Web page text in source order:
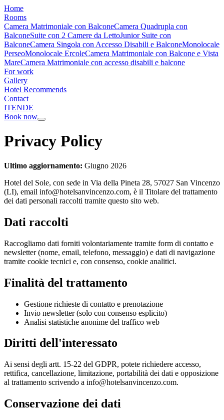
Home
Rooms
Camera Matrimoniale con BalconeCamera Quadrupla con
BalconeSuite con 2 Camere da LettoJunior Suite con
BalconeCamera Singola con Accesso Disabili e BalconeMonolocale
PerseoMonolocale ErcoleCamera Matrimoniale con Balcone e Vista
MareCamera Matrimoniale con accesso disabili e balcone
For work
Gallery
Hotel Recommends
Contact
ITENDE
Book now
Privacy Policy
Ultimo aggiornamento: Giugno 2026
Hotel del Sole, con sede in Via della Pineta 28, 57027 San Vincenzo
(LI), email info@hotelsanvincenzo.com, è il Titolare del trattamento
dei dati personali raccolti tramite questo sito web.
Dati raccolti
Raccogliamo dati forniti volontariamente tramite form di contatto e
newsletter (nome, email, telefono, messaggio) e dati di navigazione
tramite cookie tecnici e, con consenso, cookie analitici.
Finalità del trattamento
Gestione richieste di contatto e prenotazione
Invio newsletter (solo con consenso esplicito)
Analisi statistiche anonime del traffico web
Diritti dell'interessato
Ai sensi degli artt. 15-22 del GDPR, potete richiedere accesso,
rettifica, cancellazione, limitazione, portabilità dei dati e opposizione
al trattamento scrivendo a info@hotelsanvincenzo.com.
Conservazione dei dati